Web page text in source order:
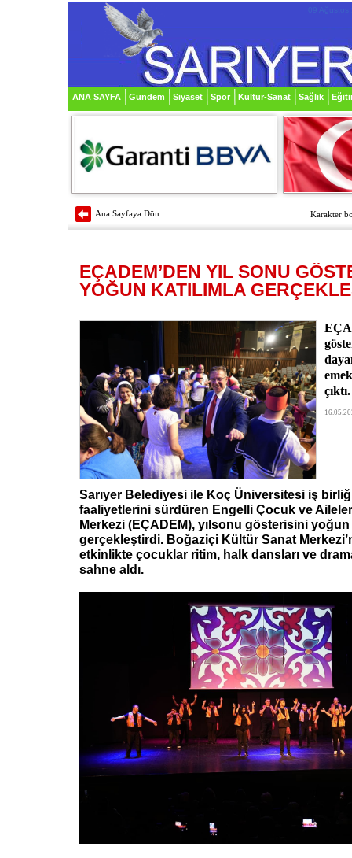
09
ANA SAYFA Gündem Siyaset Spor Kültür-Sanat Sağlık
Ana Sayfaya Dön Karakter
EÇADEM’DEN YIL SONU
YOĞUN KATILIMLA
çıktı.
Sarıyer Belediyesi ile Koç Üniversitesi iş
faaliyetlerini sürdüren Engelli Çocuk ve
Merkezi (EÇADEM), yılsonu gösterisini yoğun
gerçekleştirdi. Boğaziçi Kültür Sanat
etkinlikte çocuklar ritim, halk dansları ve
sahne aldı.